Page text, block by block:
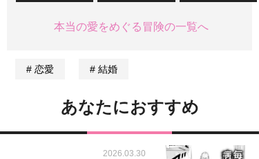
本当の愛をめぐる冒険の一覧へ
恋愛 結婚
あなたにおすすめ
2026.03.30